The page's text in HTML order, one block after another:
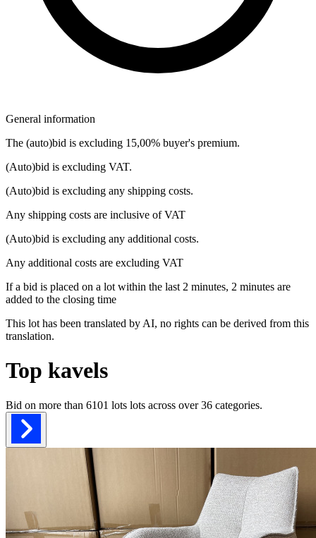
General information
The (auto)bid is excluding 15,00% buyer's premium.
(Auto)bid is excluding VAT.
(Auto)bid is excluding any shipping costs.
Any shipping costs are inclusive of VAT
(Auto)bid is excluding any additional costs.
Any additional costs are excluding VAT
If a bid is placed on a lot within the last 2 minutes, 2 minutes are
added to the closing time
This lot has been translated by AI, no rights can be derived from this
translation.
Top kavels
Bid on more than 6101 lots lots across over36 categories.